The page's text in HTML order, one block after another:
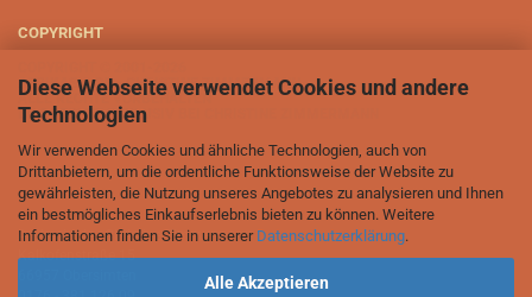
Diese Webseite verwendet Cookies und andere
Technologien
Wir verwenden Cookies und ähnliche Technologien, auch von
Drittanbietern, um die ordentliche Funktionsweise der Website zu
gewährleisten, die Nutzung unseres Angebotes zu analysieren und Ihnen
ein bestmögliches Einkaufserlebnis bieten zu können. Weitere
Informationen finden Sie in unserer Datenschutzerklärung.
Alle Akzeptieren
COPYRIGHT
AFRIKASIA.DE - CHRISTINE ZIMMERMANN
ALLE RECHTE VORBEHALTEN
BILDRECHTE EXKLUSIV BEI CHRISTINE ZIMMERMANN
Afrikasia.de - Christine Zimmermann
Kalkofenstraße 15